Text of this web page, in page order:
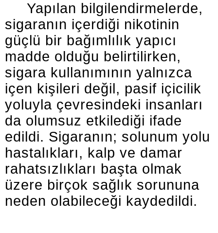
Yapılan bilgilendirmelerde,
sigaranın içerdiği nikotinin
güçlü bir bağımlılık yapıcı
madde olduğu belirtilirken,
sigara kullanımının yalnızca
içen kişileri değil, pasif içicilik
yoluyla çevresindeki insanları
da olumsuz etkilediği ifade
edildi. Sigaranın; solunum yolu
hastalıkları, kalp ve damar
rahatsızlıkları başta olmak
üzere birçok sağlık sorununa
neden olabileceği kaydedildi.